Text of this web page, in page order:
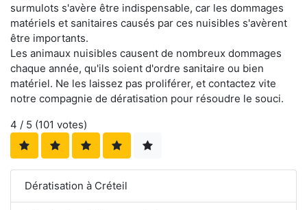
surmulots s'avère être indispensable, car les dommages
matériels et sanitaires causés par ces nuisibles s'avèrent
être importants.
Les animaux nuisibles causent de nombreux dommages
chaque année, qu'ils soient d'ordre sanitaire ou bien
matériel. Ne les laissez pas proliférer, et contactez vite
notre compagnie de dératisation pour résoudre le souci.
4 / 5 (101 votes)
Dératisation à Créteil